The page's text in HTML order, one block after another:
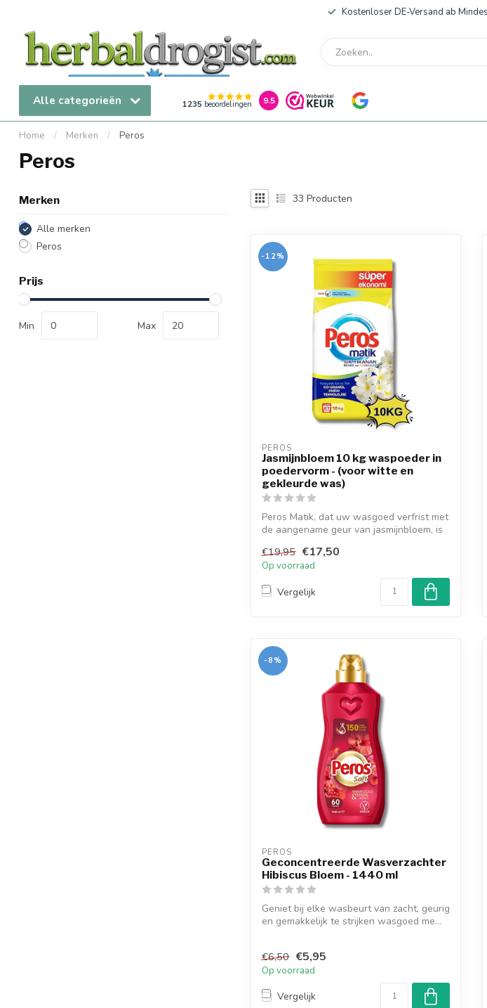
Kostenloser DE-Versand ab
Alle categorieën 1235 beoordelingen 9.5
Home / Merken / Peros
Peros
Merken
Alle merken
Peros
Prijs
Min Max
33 Producten
-12%
PEROS
Jasmijnbloem 10 kg waspoeder in
poedervorm - (voor witte en
gekleurde was)
Peros Matik, dat uw wasgoed verfrist met
de aangename geur van jasmijnbloem, is
€19,95 €17,50
Op voorraad
Vergelijk
-8%
PEROS
Geconcentreerde Wasverzachter
Hibiscus Bloem - 1440 ml
Geniet bij elke wasbeurt van zacht, geurig
en gemakkelijk te strijken wasgoed me...
€6,50 €5,95
Op voorraad
Vergelijk